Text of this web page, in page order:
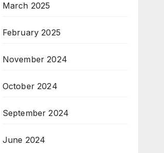
March 2025
February 2025
November 2024
October 2024
September 2024
June 2024